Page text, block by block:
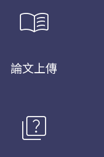
menu_book
論文上傳
quiz